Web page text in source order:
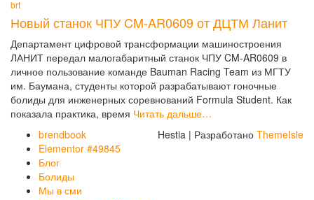
brt
Новый станок ЧПУ CM-AR0609 от ДЦТМ Ланит
Департамент цифровой трансформации машиностроения
ЛАНИТ передал малогабаритный станок ЧПУ CM-AR0609 в
личное пользование команде Bauman Racing Team из МГТУ
им. Баумана, студенты которой разрабатывают гоночные
болиды для инженерных соревнований Formula Student. Как
показала практика, время Читать дальше…
brendbook
Elementor #49845
Блог
Болиды
Мы в сми
Hestia | Разработано ThemeIsle